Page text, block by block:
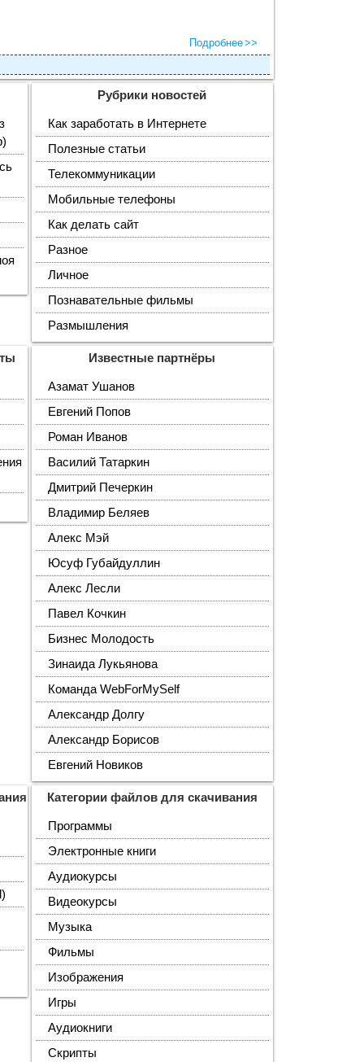
Подробнее
Рубрики новостей
Как заработать в Интернете
Полезные статьи
Телекоммуникации
Мобильные телефоны
Как делать сайт
Разное
Личное
Познавательные фильмы
Размышления
Известные партнёры
Азамат Ушанов
Евгений Попов
Роман Иванов
Василий Татаркин
Дмитрий Печеркин
Владимир Беляев
Алекс Мэй
Юсуф Губайдуллин
Алекс Лесли
Павел Кочкин
Бизнес Молодость
Зинаида Лукьянова
Команда WebForMySelf
Александр Долгу
Александр Борисов
Евгений Новиков
Категории файлов для скачивания
Программы
Электронные книги
Аудиокурсы
Видеокурсы
Музыка
Фильмы
Изображения
Игры
Аудиокниги
Скрипты